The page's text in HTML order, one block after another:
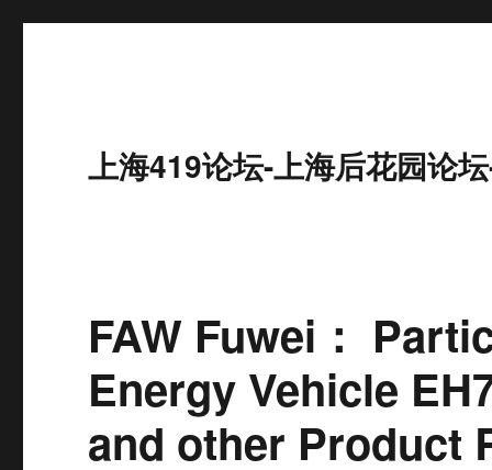
上海419论坛-上海后花园论
FAW Fuwei：
Energy Vehicle
and other Product